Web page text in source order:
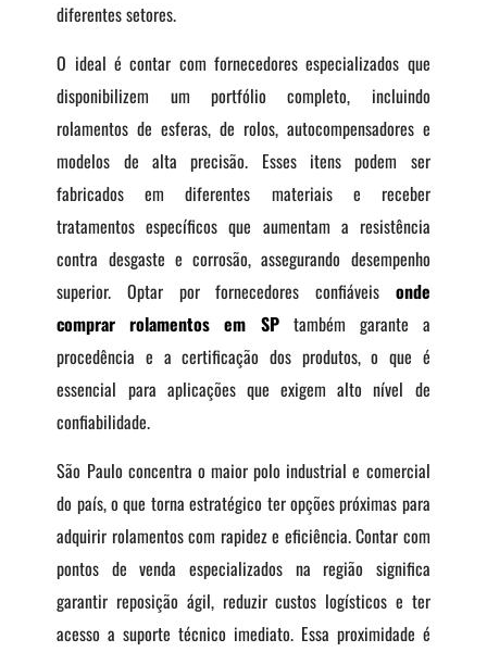
diferentes setores.
O ideal é contar com fornecedores especializados que
disponibilizem um portfólio completo, incluindo
rolamentos de esferas, de rolos, autocompensadores e
modelos de alta precisão. Esses itens podem ser
fabricados em diferentes materiais e receber
tratamentos específicos que aumentam a resistência
contra desgaste e corrosão, assegurando desempenho
superior. Optar por fornecedores confiáveis onde
comprar rolamentos em SPtambém garante a
procedência e a certificação dos produtos, o que é
essencial para aplicações que exigem alto nível de
confiabilidade.
São Paulo concentra o maior polo industrial e comercial
do país, o que torna estratégico ter opções próximas para
adquirir rolamentos com rapidez e eficiência. Contar com
pontos de venda especializados na região significa
garantir reposição ágil, reduzir custos logísticos e ter
acesso a suporte técnico imediato. Essa proximidade é